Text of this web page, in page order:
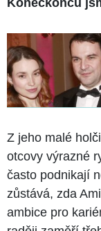
Z jeho malé
otcovy výrazné
často podnikají
zůstává, zda
ambice pro